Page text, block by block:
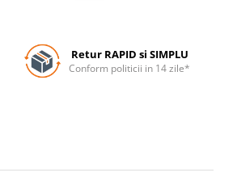
Retur RAPID si SIMPLU
Conform politicii in 14 zile*